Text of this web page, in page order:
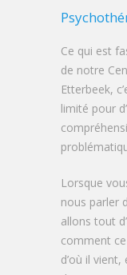
Ce qui est
de notre
Etterbeek,
limité pour
Lorsque
nous parler
allons tout
comment
d’où il vient,